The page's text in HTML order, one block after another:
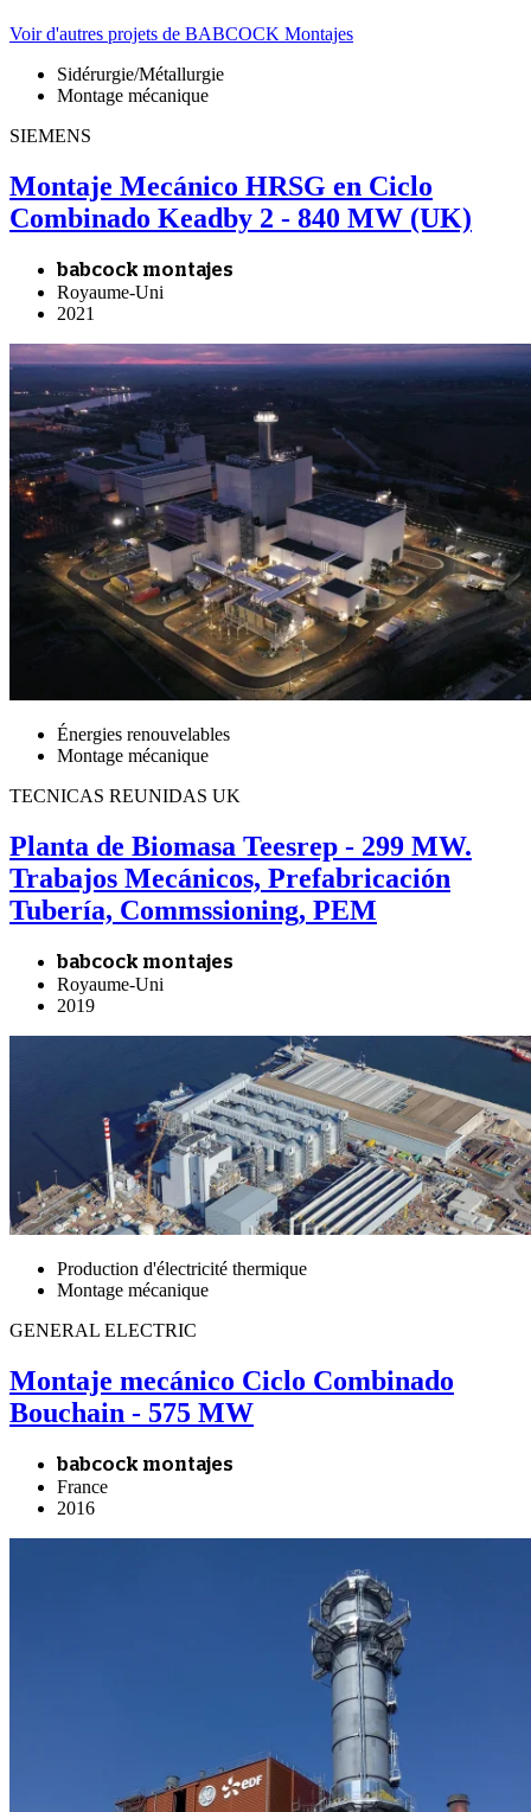
Voir d'autres projets de BABCOCK Montajes
Sidérurgie/Métallurgie
Montage mécanique
SIEMENS
Montaje Mecánico HRSG en Ciclo
Combinado Keadby 2 - 840 MW (UK)
babcock montajes
Royaume-Uni
2021
Énergies renouvelables
Montage mécanique
TECNICAS REUNIDAS UK
Planta de Biomasa Teesrep - 299 MW.
Trabajos Mecánicos, Prefabricación
Tubería, Commssioning, PEM
babcock montajes
Royaume-Uni
2019
Production d'électricité thermique
Montage mécanique
GENERAL ELECTRIC
Montaje mecánico Ciclo Combinado
Bouchain - 575 MW
babcock montajes
France
2016